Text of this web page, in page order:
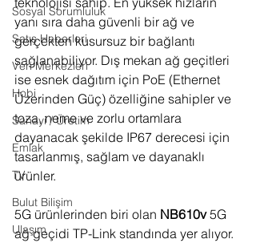
Sosyal Sorumluluk
Satış Haberleri
Veri Merkezleri
Hobi
Sanayi / Üretim
Emlak
TV
Bulut Bilişim
Ulaşım
yanı sıra daha güvenli bir ağ ve
gerçekten kusursuz bir bağlantı
sağlanabiliyor. Dış mekan ağ geçitleri
ise esnek dağıtım için PoE (Ethernet
Üzerinden Güç) özelliğine sahipler ve
toza, neme ve zorlu ortamlara
dayanacak şekilde IP67 derecesi için
tasarlanmış, sağlam ve dayanaklı
ürünler.
5G ürünlerinden biri olan NB610v 5G
ağ geçidi TP-Link standında yer alıyor.